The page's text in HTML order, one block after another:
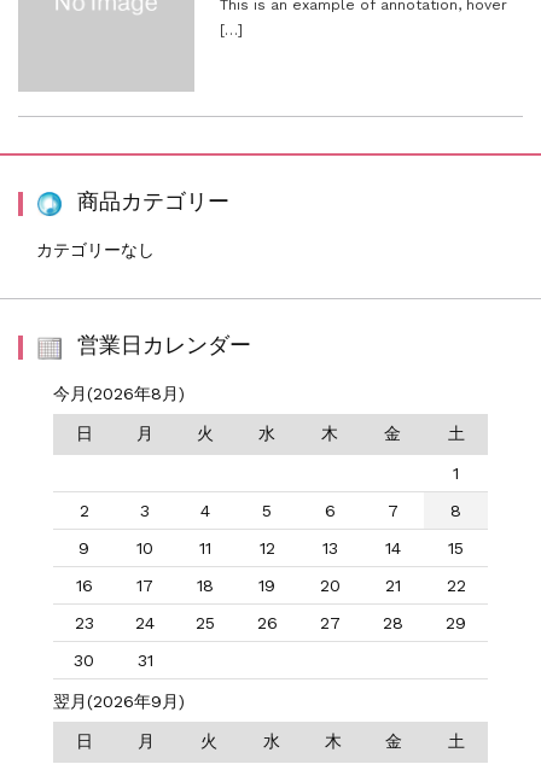
This is an example of annotation, hover
[…]
商品カテゴリー
カテゴリーなし
営業日カレンダー
今月(2026年8月)
日 月 火 水 木 金 土
1
2
3 4 5 6 7
8
9
10 11 12 13 14
15
16
17 18 19 20 21
22
23
24 25 26 27 28
29
30
31
翌月(2026年9月)
日 月 火 水 木 金 土